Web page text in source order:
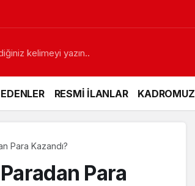
RESMİ İLANLAR KADROMUZ
Para Kazandı?
Para